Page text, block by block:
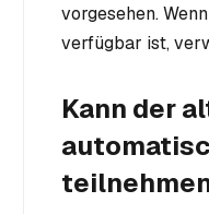
vorgesehen.
verfügbar ist,
Kann der